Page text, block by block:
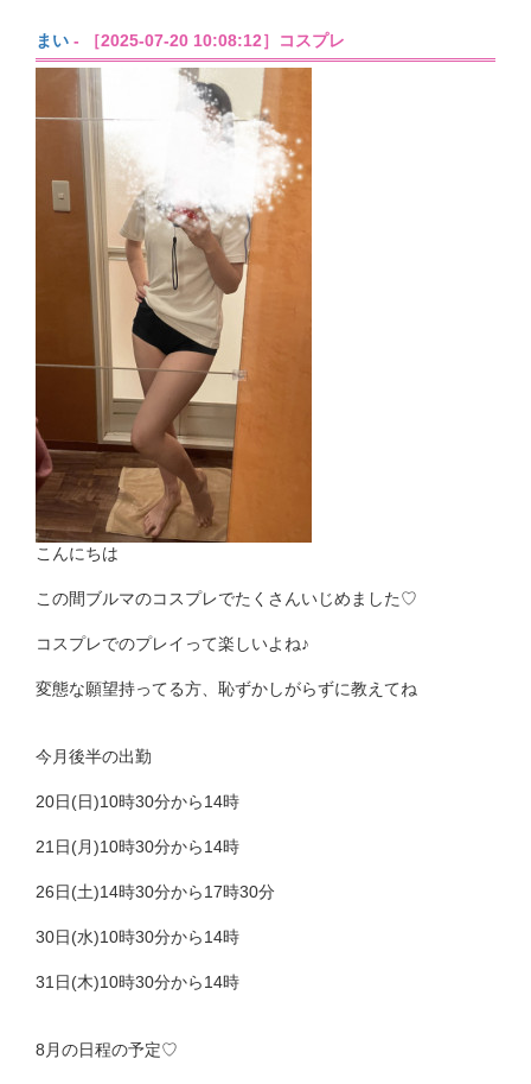
まい - ［2025-07-20 10:08:12］コスプレ
こんにちは
この間ブルマのコスプレでたくさんいじめました♡
コスプレでのプレイって楽しいよね♪
変態な願望持ってる方、恥ずかしがらずに教えてね
今月後半の出勤
20日(日)10時30分から14時
21日(月)10時30分から14時
26日(土)14時30分から17時30分
30日(水)10時30分から14時
31日(木)10時30分から14時
8月の日程の予定♡